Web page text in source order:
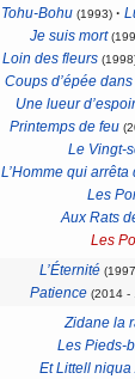
Tohu-Bohu (1993) ·
Je suis mort
Loin des fleurs
Coups d’épée dans
Une lueur d’espoir
Printemps de feu
Le Vingt-
L’Homme qui arrêta
Les
Aux Rats
Les
L’Éternité
Patience (2014 -
Zidane la
Les Pieds-
Et Littell niqua